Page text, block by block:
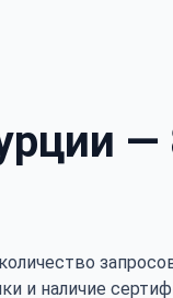
—
и наличие